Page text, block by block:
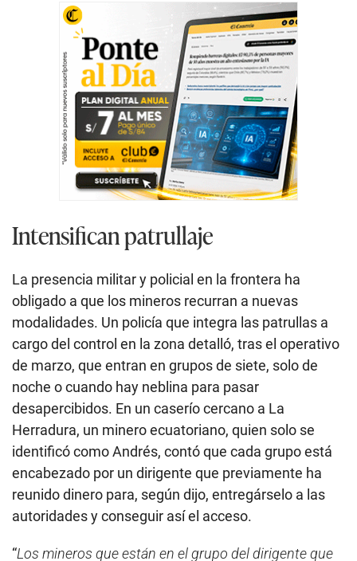
Intensifican patrullaje
La presencia militar y policial en la frontera ha
obligado a que los mineros recurran a nuevas
modalidades. Un policía que integra las patrullas a
cargo del control en la zona detalló, tras el operativo
de marzo, que entran en grupos de siete, solo de
noche o cuando hay neblina para pasar
desapercibidos. En un caserío cercano a La
Herradura, un minero ecuatoriano, quien solo se
identificó como Andrés, contó que cada grupo está
encabezado por un dirigente que previamente ha
reunido dinero para, según dijo, entregárselo a las
autoridades y conseguir así el acceso.
“Los mineros que están en el grupo del dirigente que